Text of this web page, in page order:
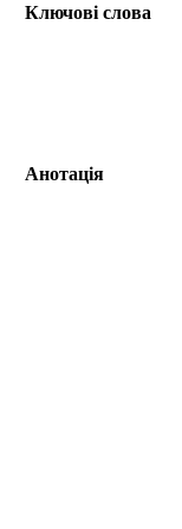
Ключові слова
Анотація